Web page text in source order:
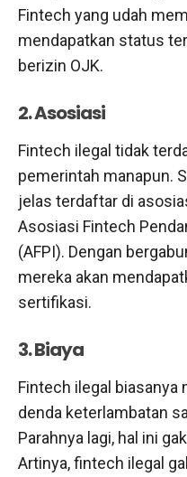
Fintech yang udah
mendapatkan status
berizin OJK.
2. Asosiasi
Fintech ilegal tidak
pemerintah manapun.
jelas terdaftar di
Asosiasi Fintech
(AFPI). Dengan
mereka akan
sertifikasi.
3. Biaya
Fintech ilegal biasanya
denda keterlambatan
Parahnya lagi, hal ini
Artinya, fintech ilegal